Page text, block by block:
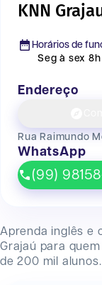
Aprenda inglês e
Grajaú para
de 200 mil alunos.
KNN
Horários de
Seg à sex 8h
Endereço
Rua Raimundo
WhatsApp
(99)